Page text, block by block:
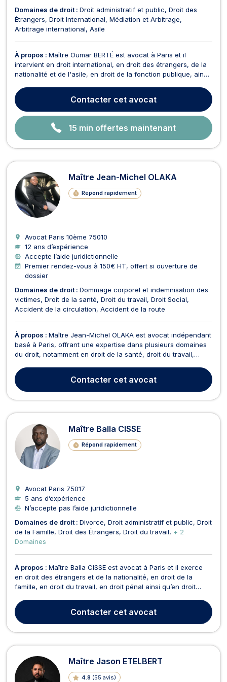
Domaines de droit : Droit administratif et public Droit des
Étrangers Droit International Médiation et Arbitrage
Arbitrage international Asile
À propos : Maître Oumar BERTÉ est avocat à Paris et il
intervient en droit international, en droit des étrangers, de la
nationalité et de l'asile, en droit de la fonction publique, ainsi
Oumar BERTÉ se charge des affaires de violations des droits
de l'homme et de droi...Contacter cet avocat
15 min offertes maintenant
Maître Jean-Michel OLAKA
Répond rapidement
Avocat Paris 10ème 75010
12 ans d’expérience
Accepte l’aide juridictionnelle
Premier rendez-vous à 150€ HT, offert si ouverture de
dossier
Domaines de droit : Dommage corporel et indemnisation des
victimes Droit de la santé Droit du travail Droit Social
Accident de la circulation Accident de la route
À propos : Maître Jean-Michel OLAKA est avocat indépendant
basé à Paris, offrant une expertise dans plusieurs domaines
du droit, notamment en droit de la santé, droit du travail,
dommage corporel et indemnisation des victimes, ainsi qu'en
droit social. Reconnu pour sa fiabilité et...
Contacter cet avocat
Maître Balla CISSE
Répond rapidement
Avocat Paris 75017
5 ans d’expérience
N’accepte pas l’aide juridictionnelle
Domaines de droit : Divorce Droit administratif et public Droit
de la Famille Droit des Étrangers Droit du travail
+ 2
Domaines
À propos : Maître Balla CISSE est avocat à Paris et il exerce
en droit des étrangers et de la nationalité, en droit de la
famille, en droit du travail, en droit pénal ainsi qu’en droit
de la nationalité traite les dossiers relatifs aux demandes de
visa, de régularisation, d...
Contacter cet avocat
Maître Jason ETELBERT
4.8 (55 avis)